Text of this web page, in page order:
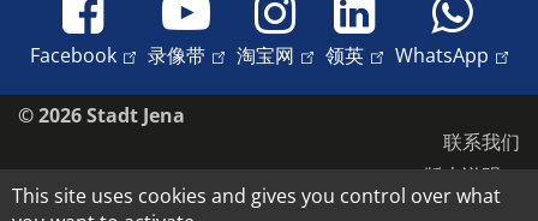
Facebook 录像带 淘宝网 领英 WhatsApp
© 2026 Stadt Jena
联系我们
版本说明
无障碍环境
This site uses cookies and gives you control over what